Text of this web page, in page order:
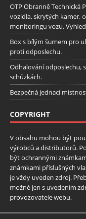
OTP Obranně Technická
vozidla, skrytých kamer,
monitoringu vozu.
Box s bílým šumem pro
proti odposlechu.
Odhalování odposlechu,
schůzkách.
Bezpečná jednací
COPYRIGHT
V obsahu mohou být
výrobců a distributorů.
být ochrannými
známkami příslušných
je vždy uveden zdroj.
možné jen s uvedením
provozovatele webu.